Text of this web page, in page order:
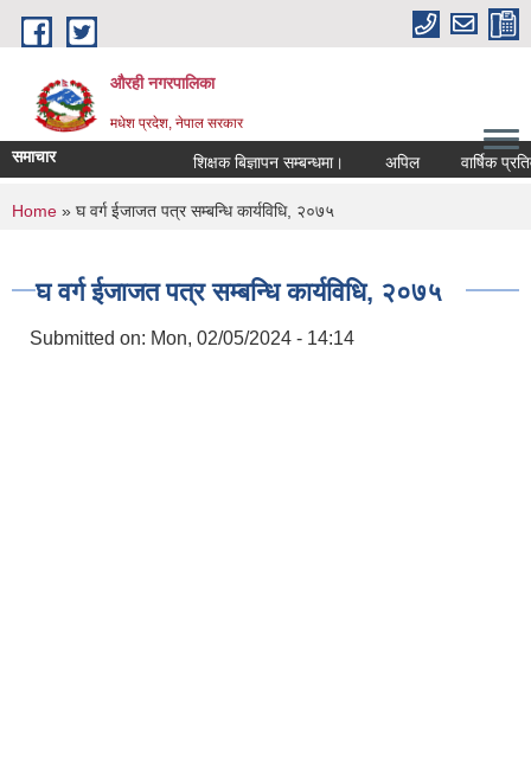
Skip to main content
औरही नगरपालिका
मधेश प्रदेश, नेपाल सरकार
समाचार शिक्षक बिज्ञापन सम्बन्धमा। अपिल वार्षिक
You are here
Home » घ वर्ग ईजाजत पत्र सम्बन्धि कार्यविधि, २०७५
घ वर्ग ईजाजत पत्र सम्बन्धि कार्यविधि, २०७५
Submitted on: Mon, 02/05/2024 - 14:14